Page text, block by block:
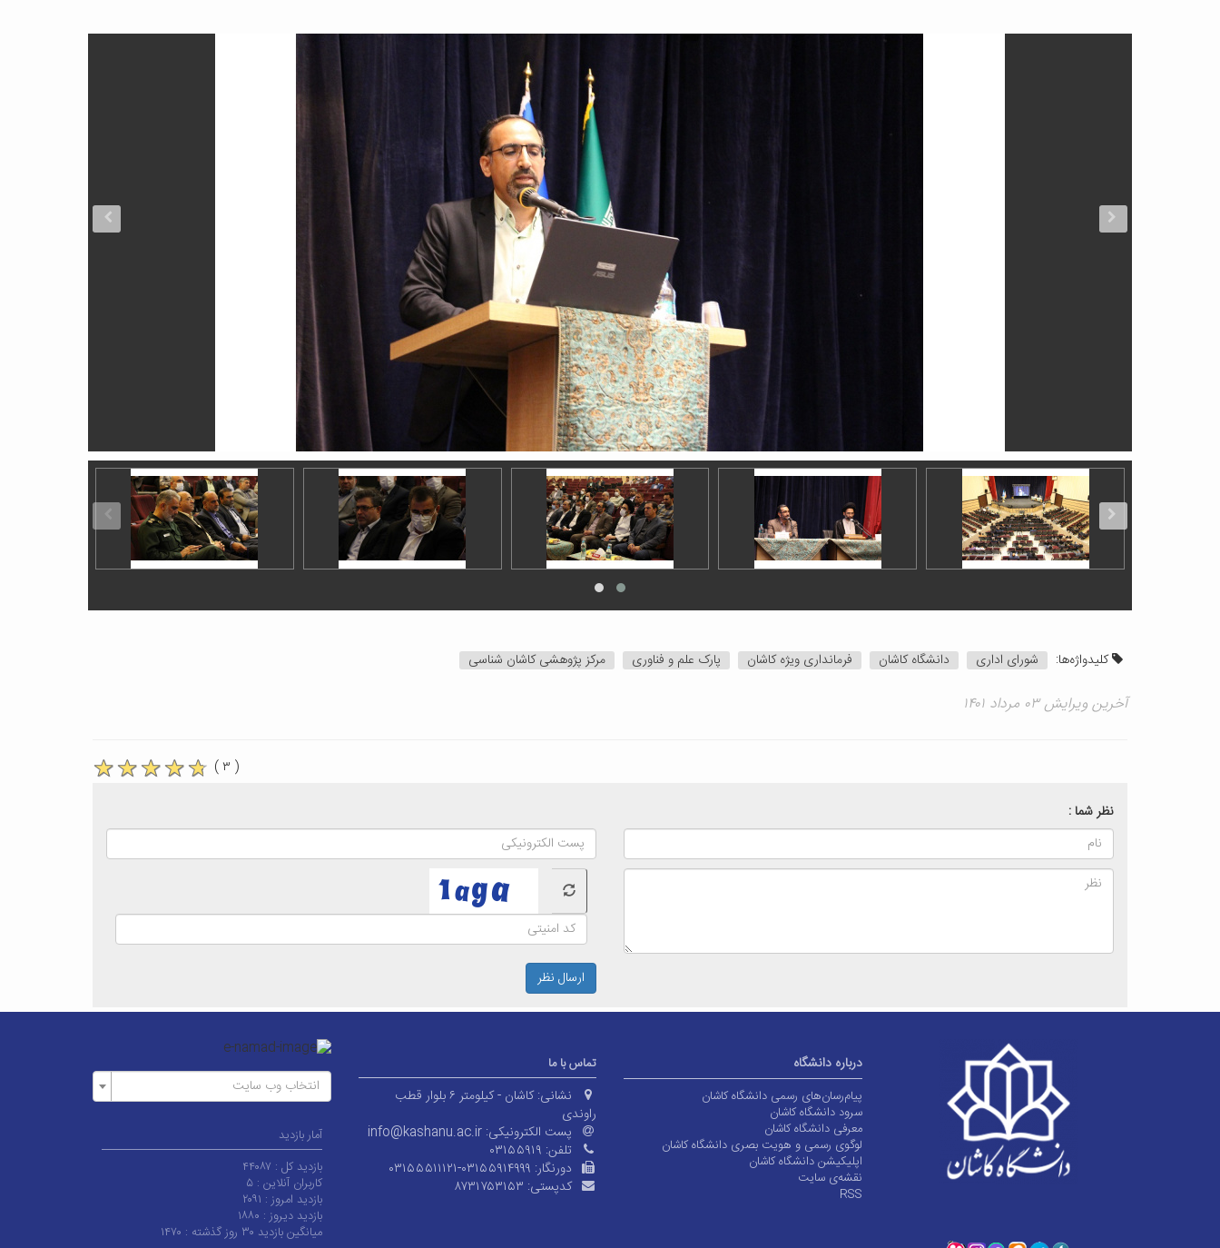
کلیدواژه‌ها: شورای اداری دانشگاه کاشان فرمانداری ویژه کاشان پارک علم و فناوری مرکز پژوهشی کاشان شناسی
آخرین ویرایش ۰۳ مرداد ۱۴۰۱
( ۳ )
نظر شما :
ارسال نظر
درباره دانشگاه
پیام‌رسان‌های رسمی دانشگاه کاشان
سرود دانشگاه کاشان
معرفی دانشگاه کاشان
لوگوی رسمی و هویت بصری دانشگاه کاشان
اپلیکیشن دانشگاه کاشان
نقشه‌ی سایت
RSS
تماس با ما
نشانی:
کاشان - کیلومتر ۶ بلوار قطب
راوندی
پست الکترونیکی: info@kashanu.ac.ir
تلفن: ۰۳۱۵۵۹۱۹
دورنگار: ۰۳۱۵۵۵۱۱۱۲۱-۰۳۱۵۵۹۱۴۹۹۹
کدپستی: ۸۷۳۱۷۵۳۱۵۳
انتخاب وب سایت
آمار بازدید
بازدید کل : ۴۴۰۸۷
کاربران آنلاین :۵
بازدید امروز : ۲۰۹۱
بازدید دیروز : ۱۸۸۰
میانگین بازدید ۳۰ روز گذشته :
۱۴۷۰